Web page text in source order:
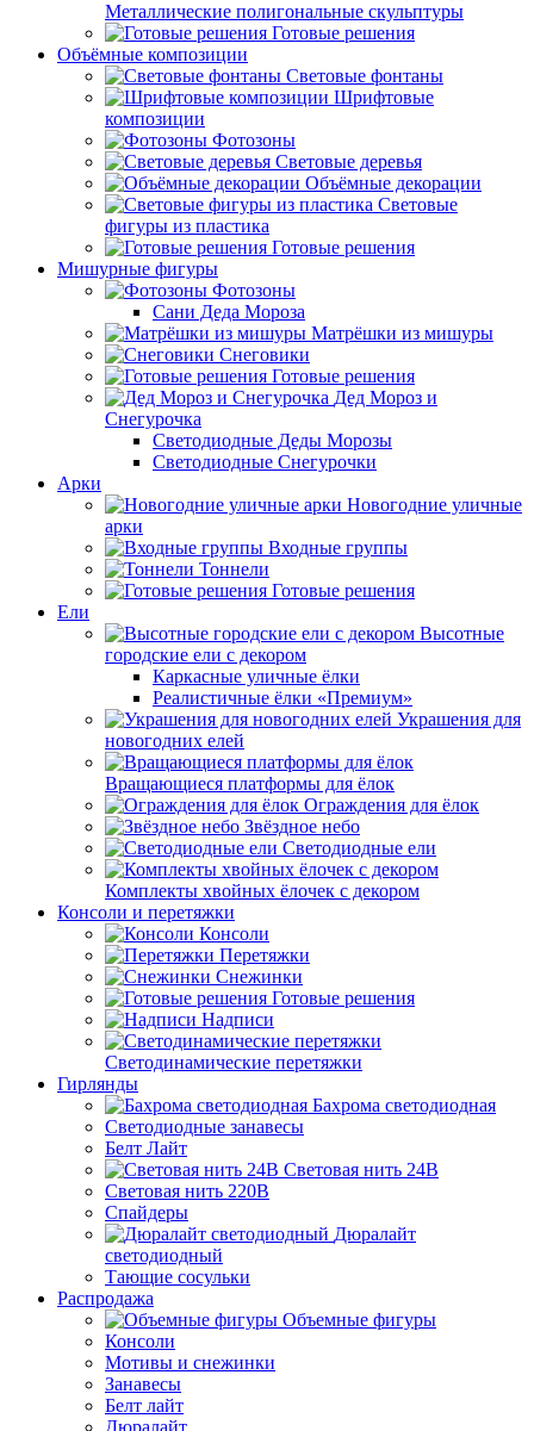
Металлические полигональные скульптуры
Готовые решения
Объёмные композиции
Световые фонтаны
Шрифтовые
композиции
Фотозоны
Световые деревья
Объёмные декорации
Световые
фигуры из пластика
Готовые решения
Мишурные фигуры
Фотозоны
Сани Деда Мороза
Матрёшки из мишуры
Снеговики
Готовые решения
Дед Мороз и
Снегурочка
Светодиодные Деды Морозы
Светодиодные Снегурочки
Арки
Новогодние уличные
арки
Входные группы
Тоннели
Готовые решения
Ели
Высотные
городские ели с декором
Каркасные уличные ёлки
Реалистичные ёлки «Премиум»
Украшения для
новогодних елей
Вращающиеся платформы для ёлок
Ограждения для ёлок
Звёздное небо
Светодиодные ели
Комплекты хвойных ёлочек с декором
Консоли и перетяжки
Консоли
Перетяжки
Снежинки
Готовые решения
Надписи
Светодинамические перетяжки
Гирлянды
Бахрома светодиодная
Светодиодные занавесы
Белт Лайт
Световая нить 24В
Световая нить 220В
Спайдеры
Дюралайт
светодиодный
Тающие сосульки
Распродажа
Объемные фигуры
Консоли
Мотивы и снежинки
Занавесы
Белт лайт
Дюралайт